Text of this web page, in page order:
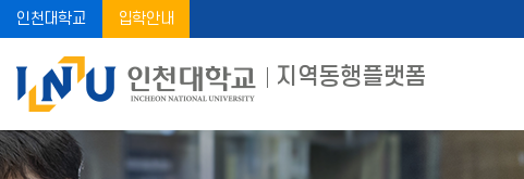
인천대학교 입학안내
지역동행플랫폼